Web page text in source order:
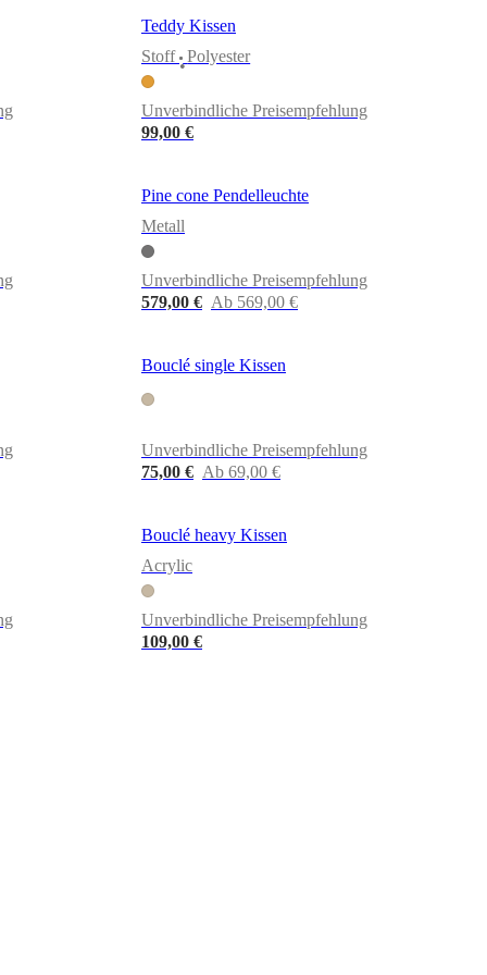
Teddy Kissen
Stoff
•
Polyester
Unverbindliche Preisempfehlung
99,00 €
Pine cone Pendelleuchte
Metall
Unverbindliche Preisempfehlung
579,00 € Ab 569,00 €
Bouclé single Kissen
Unverbindliche Preisempfehlung
75,00 € Ab 69,00 €
Bouclé heavy Kissen
Acrylic
Unverbindliche Preisempfehlung
109,00 €